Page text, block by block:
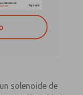
solenoide de